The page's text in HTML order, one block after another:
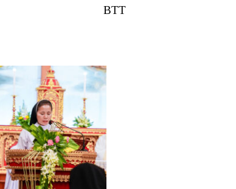
BTT